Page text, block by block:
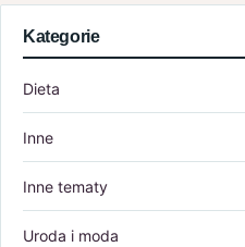
Kategorie
Dieta
Inne
Inne tematy
Uroda i moda